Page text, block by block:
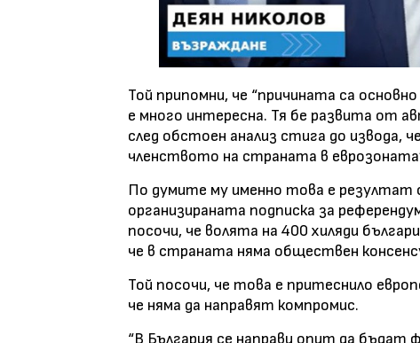
Той припомни, че “причината са
е много интересна. Тя бе развита от
след обстоен анализ стига до извода,
членството на страната в
По думите му именно това е резултат
организираната подписка за
посочи, че волята на 400 хиляди
че в страната няма обществен
Той посочи, че това е притеснило
че няма да направят компромис.
“В България се направи опит да